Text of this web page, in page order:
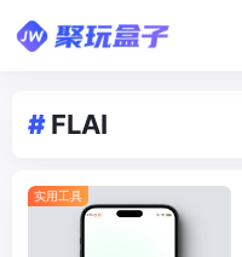
#FLAI
实用工具